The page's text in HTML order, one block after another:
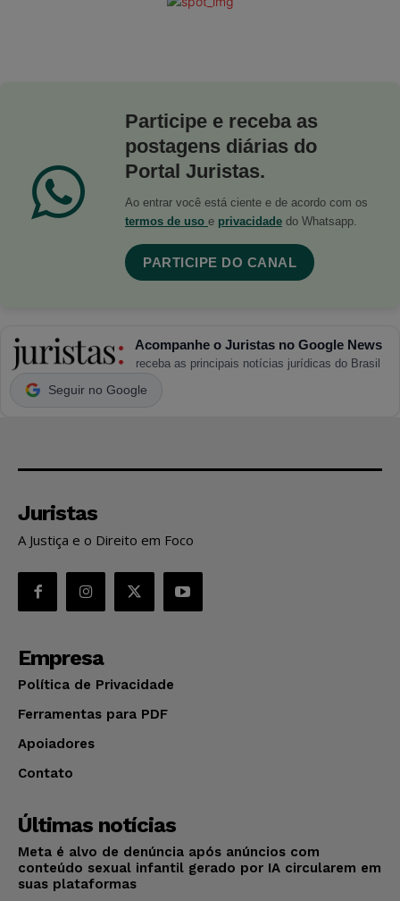
Participe e receba as
postagens diárias do
Portal Juristas.
Ao entrar você está ciente e de acordo com os
termos de uso e privacidade do Whatsapp.
PARTICIPE DO CANAL
Acompanhe o Juristas no Google News
receba as principais notícias jurídicas do Brasil
Seguir no Google
Juristas
A Justiça e o Direito em Foco
Empresa
Política de Privacidade
Ferramentas para PDF
Apoiadores
Contato
Últimas notícias
Meta é alvo de denúncia após anúncios com
conteúdo sexual infantil gerado por IA circularem em
suas plataformas